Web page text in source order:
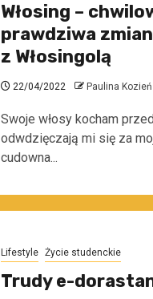
Włosing –
prawdziwa
z Włosingolą
22/04/2022 Paulina Kozień
Swoje włosy kocham
odwdzięczają mi się za
cudowna...
Lifestyle Życie studenckie
Trudy e-